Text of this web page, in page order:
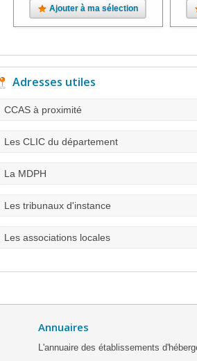
Ajouter à ma sélection
Adresses utiles
CCAS à proximité
Les CLIC du département
La MDPH
Les tribunaux d'instance
Les associations locales
Annuaires
L'annuaire des établissements